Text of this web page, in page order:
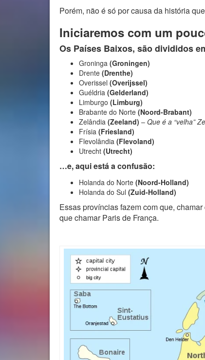
Porém, não é só por causa da história
Iniciaremos com um
Os Países Baixos, são divididos
Groninga (Groningen)
Drente (Drenthe)
Overissel (Overijssel)
Guéldria (Gelderland)
Limburgo (Limburg)
Brabante do Norte (Noord-Brabant)
Zelândia (Zeeland) – Que é a “velha”
Frísia (Friesland)
Flevolândia (Flevoland)
Utrecht (Utrecht)
…e, aqui está a confusão:
Holanda do Norte (Noord-Holland)
Holanda do Sul (Zuid-Holland)
Essas províncias fazem com que,
que chamar Paris de França.